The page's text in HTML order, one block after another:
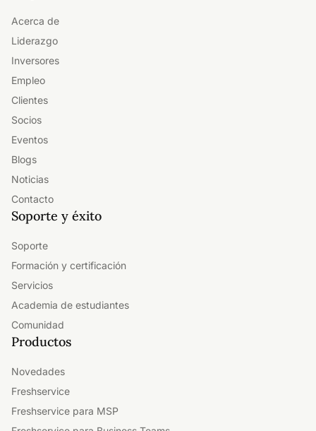
Acerca de
Liderazgo
Inversores
Empleo
Clientes
Socios
Eventos
Blogs
Noticias
Contacto
Soporte y éxito
Soporte
Formación y certificación
Servicios
Academia de estudiantes
Comunidad
Productos
Novedades
Freshservice
Freshservice para MSP